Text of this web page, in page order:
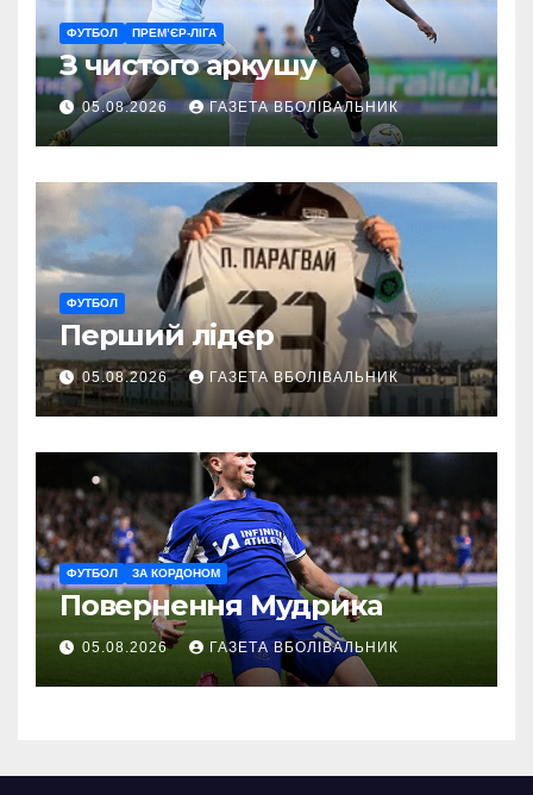
ФУТБОЛ ПРЕМ’ЄР-ЛІГА
З чистого аркушу
05.08.2026 ГАЗЕТА ВБОЛІВАЛЬНИК
ФУТБОЛ
Перший лідер
05.08.2026 ГАЗЕТА ВБОЛІВАЛЬНИК
ФУТБОЛ ЗА КОРДОНОМ
Повернення Мудрика
05.08.2026 ГАЗЕТА ВБОЛІВАЛЬНИК